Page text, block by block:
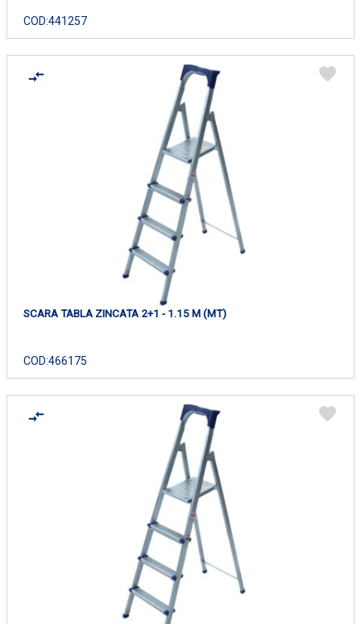
COD:441257
SCARA TABLA ZINCATA 2+1 - 1.15 M (MT)
COD:466175